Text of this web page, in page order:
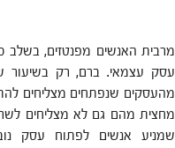
מרבית האנשים מפנטזים, בשלב
עסק עצמאי. ברם, רק בשיעור
מהעסקים שנפתחים מצליחים
מחצית מהם גם לא מצליחים
שמניע אנשים לפתוח עסק